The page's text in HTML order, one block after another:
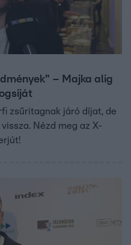
– Majka alig
zsűritagnak járó díjat, de
Nézd meg az X-